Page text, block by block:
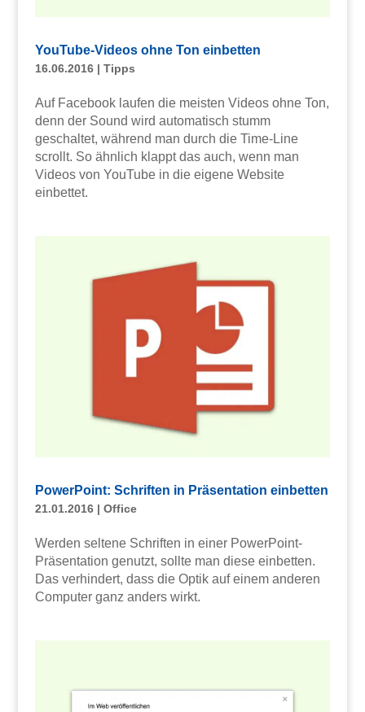
YouTube-Videos ohne Ton einbetten
16.06.2016| Tipps
Auf Facebook laufen die meisten Videos ohne Ton,
denn der Sound wird automatisch stumm
geschaltet, während man durch die Time-Line
scrollt. So ähnlich klappt das auch, wenn man
Videos von YouTube in die eigene Website
einbettet.
PowerPoint: Schriften in Präsentation einbetten
21.01.2016| Office
Werden seltene Schriften in einer PowerPoint-
Präsentation genutzt, sollte man diese einbetten.
Das verhindert, dass die Optik auf einem anderen
Computer ganz anders wirkt.